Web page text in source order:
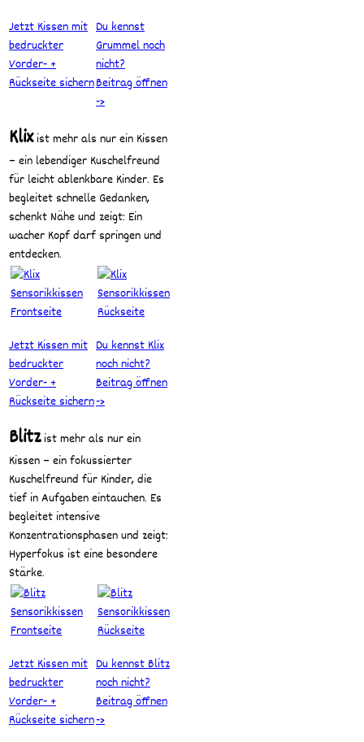
Jetzt Kissen mit
bedruckter
Vorder- +
Rückseite sichern
Du kennst
Grummel noch
nicht?
Beitrag öffnen
->
Klixist mehr als nur ein Kissen
– ein lebendiger Kuschelfreund
für leicht ablenkbare Kinder. Es
begleitet schnelle Gedanken,
schenkt Nähe und zeigt: Ein
wacher Kopf darf springen und
entdecken.
Jetzt Kissen mit
bedruckter
Vorder- +
Rückseite sichern
Du kennst Klix
noch nicht?
Beitrag öffnen
->
Blitzist mehr als nur ein
Kissen – ein fokussierter
Kuschelfreund für Kinder, die
tief in Aufgaben eintauchen. Es
begleitet intensive
Konzentrationsphasen und zeigt:
Hyperfokus ist eine besondere
Stärke.
Jetzt Kissen mit
bedruckter
Vorder- +
Rückseite sichern
Du kennst Blitz
noch nicht?
Beitrag öffnen
->